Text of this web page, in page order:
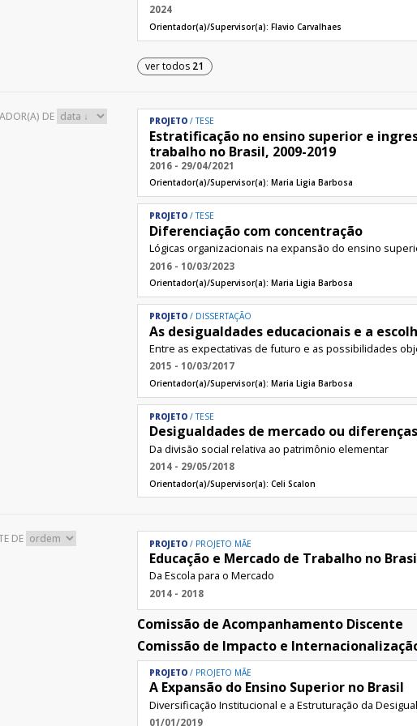
2024
Orientador(a)/Supervisor(a): Flavio Carvalhaes
ver todos 21
DE PROJETO TESE
Estratificação no ensino superior e
trabalho no Brasil, 2009-2019
2016 - 29/04/2021
Orientador(a)/Supervisor(a): Maria Ligia Barbosa
PROJETO TESE
Diferenciação com concentração
Lógicas organizacionais na expansão do ensino
2016 - 10/03/2023
Orientador(a)/Supervisor(a): Maria Ligia Barbosa
PROJETO DISSERTAÇÃO
As desigualdades educacionais e a
Entre as expectativas de futuro e as possibilidades
2015 - 10/03/2017
Orientador(a)/Supervisor(a): Maria Ligia Barbosa
PROJETO TESE
Desigualdades de mercado ou
Da divisão social relativa ao patrimônio elementar
2014 - 29/05/2018
Orientador(a)/Supervisor(a): Celi Scalon
DE PROJETO PROJETO MÃE
Educação e Mercado de Trabalho no
Da Escola para o Mercado
2014 - 2018
Comissão de Acompanhamento Discente
Comissão de Impacto e
PROJETO PROJETO MÃE
A Expansão do Ensino Superior no Brasil
Diversificação Institucional e a Estruturação da
01/01/2019